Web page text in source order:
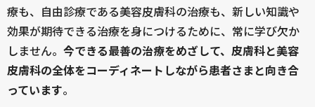
療も、自由診療である美容皮膚科の治療も、新しい知識や
効果が期待できる治療を身につけるために、常に学び欠か
しません。 今できる最善の治療をめざして、皮膚科と美容
皮膚科の全体をコーディネートしながら患者さまと向き合
っています。